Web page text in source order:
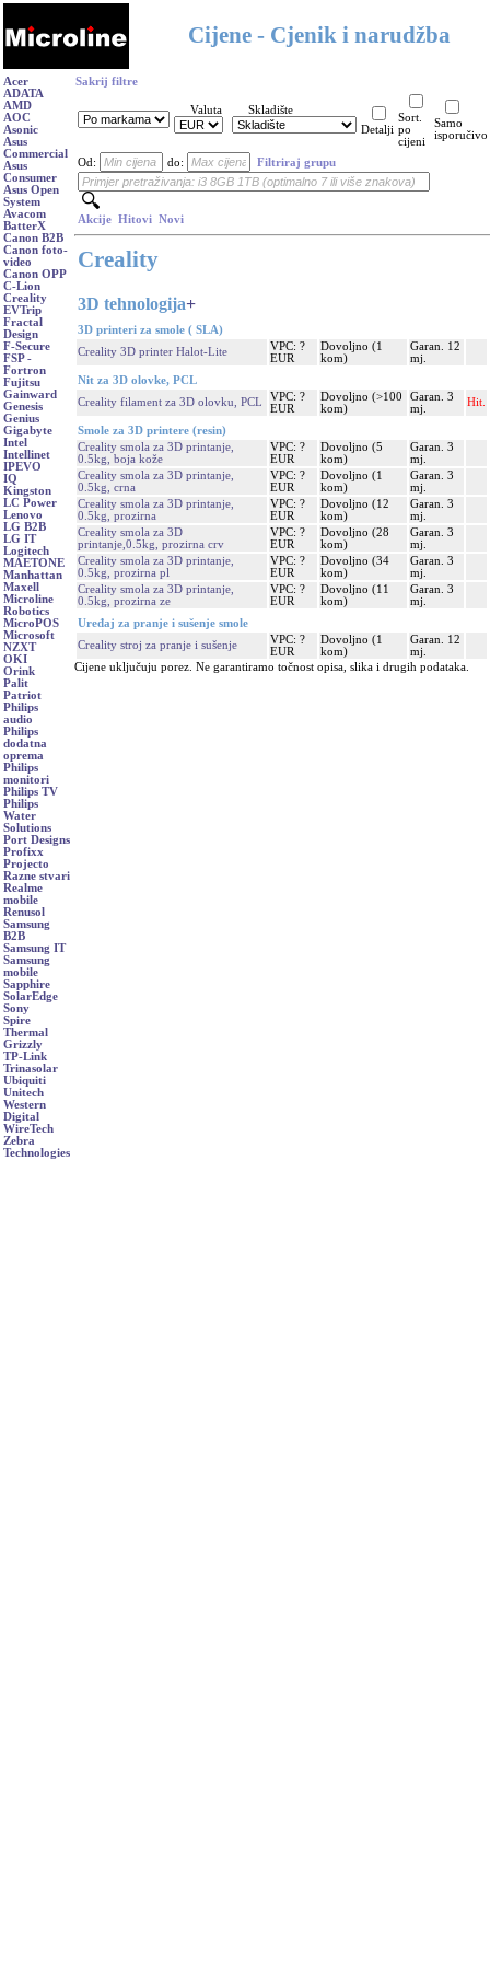
Cijene - Cjenik i narudžba
Acer
ADATA
AMD
AOC
Asonic
Asus
Commercial
Asus
Consumer
Asus Open
System
Avacom
BatterX
Canon B2B
Canon foto-
video
Canon OPP
C-Lion
Creality
EVTrip
Fractal
Design
F-Secure
FSP -
Fortron
Fujitsu
Gainward
Genesis
Genius
Gigabyte
Intel
Intellinet
IPEVO
IQ
Kingston
LC Power
Lenovo
LG B2B
LG IT
Logitech
MAETONE
Manhattan
Maxell
Microline
Robotics
MicroPOS
Microsoft
NZXT
OKI
Orink
Palit
Patriot
Philips
audio
Philips
dodatna
oprema
Philips
monitori
Philips TV
Philips
Water
Solutions
Port Designs
Profixx
Projecto
Razne stvari
Realme
mobile
Renusol
Samsung
B2B
Samsung IT
Samsung
mobile
Sapphire
SolarEdge
Sony
Spire
Thermal
Grizzly
TP-Link
Trinasolar
Ubiquiti
Unitech
Western
Digital
WireTech
Zebra
Technologies
Sakrij filtre
Valuta
Skladište
Detalji
Sort.
po
cijeni
Samo
isporučivo
Od: do: Filtriraj grupu
Akcije Hitovi Novi
Creality
3D tehnologija+
3D printeri za smole ( SLA)
Creality 3D printer Halot-Lite
VPC: ?
EUR
Dovoljno (1
kom)
Garan. 12
mj.
Nit za 3D olovke, PCL
Creality filament za 3D olovku, PCL
VPC: ?
EUR
Dovoljno (>100
kom)
Garan. 3
mj.
Hit.
Smole za 3D printere (resin)
Creality smola za 3D printanje,
0.5kg, boja kože
VPC: ?
EUR
Dovoljno (5
kom)
Garan. 3
mj.
Creality smola za 3D printanje,
0.5kg, crna
VPC: ?
EUR
Dovoljno (1
kom)
Garan. 3
mj.
Creality smola za 3D printanje,
0.5kg, prozirna
VPC: ?
EUR
Dovoljno (12
kom)
Garan. 3
mj.
Creality smola za 3D
printanje,0.5kg, prozirna crv
VPC: ?
EUR
Dovoljno (28
kom)
Garan. 3
mj.
Creality smola za 3D printanje,
0.5kg, prozirna pl
VPC: ?
EUR
Dovoljno (34
kom)
Garan. 3
mj.
Creality smola za 3D printanje,
0.5kg, prozirna ze
VPC: ?
EUR
Dovoljno (11
kom)
Garan. 3
mj.
Uređaj za pranje i sušenje smole
Creality stroj za pranje i sušenje
VPC: ?
EUR
Dovoljno (1
kom)
Garan. 12
mj.
Cijene uključuju porez. Ne garantiramo točnost opisa, slika i drugih podataka.